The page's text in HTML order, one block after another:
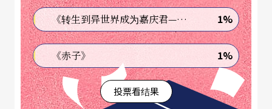
而真人秀表演又有多耿直？只要能用真的，就绝不
用假的：需要海船，就真的造个船，连鸽子都是真
的，演出一场就放一次。连卖印度飞饼，也找了个
印度人。
《转生到异世界成为嘉庆君—发现我的祖先是诈骗集团!?》 1%
《赤子》 1%
投票看结果